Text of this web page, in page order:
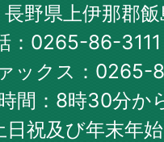
野県上伊那郡
：0265-86-
ックス：0265-
間：8時30分か
日祝及び年末年